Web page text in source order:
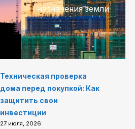
назначения земли
Техническая проверка
дома перед покупкой: Как
защитить свои
инвестиции
27 июля, 2026